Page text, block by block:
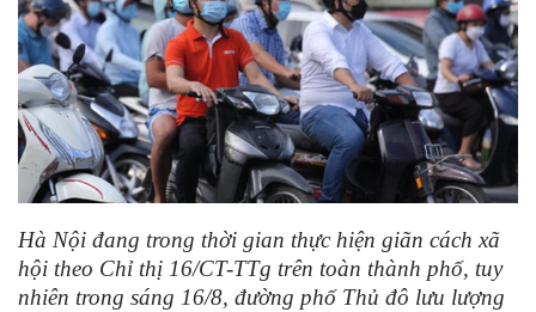
Hà Nội đang trong thời gian thực hiện giãn cách xã
hội theo Chỉ thị 16/CT-TTg trên toàn thành phố, tuy
nhiên trong sáng 16/8, đường phố Thủ đô lưu lượng